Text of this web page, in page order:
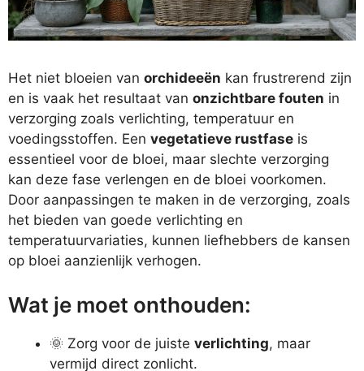
Het niet bloeien van orchideeën kan frustrerend zijn
en is vaak het resultaat van onzichtbare fouten in
verzorging zoals verlichting, temperatuur en
voedingsstoffen. Een vegetatieve rustfase is
essentieel voor de bloei, maar slechte verzorging
kan deze fase verlengen en de bloei voorkomen.
Door aanpassingen te maken in de verzorging, zoals
het bieden van goede verlichting en
temperatuurvariaties, kunnen liefhebbers de kansen
op bloei aanzienlijk verhogen.
Wat je moet onthouden:
🌞 Zorg voor de juiste verlichting, maar
vermijd direct zonlicht.